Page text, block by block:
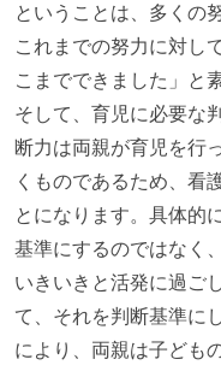
ということは、多くの
これまでの努力に対し
こまでできました」と
そして、育児に必要な
断力は両親が育児を行
くものであるため、看
とになります。具体的
基準にするのではなく
いきいきと活発に過ご
て、それを判断基準に
により、両親は子ども